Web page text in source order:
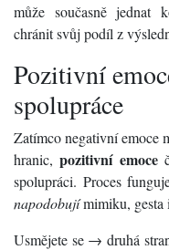
může současně jednat
chránit svůj podíl z
Pozitivní
spolupráce
Zatímco negativní emoce
hranic,pozitivní emoce
spolupráci. Proces
napodobujímimiku, gesta
Usmějete se → druhá